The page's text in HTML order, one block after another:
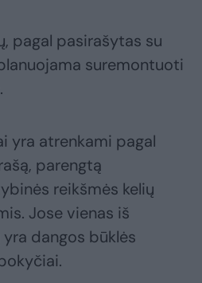
pagal pasirašytas su
suremontuoti
yra atrenkami pagal
parengtą
reikšmės kelių
Jose vienas iš
dangos būklės